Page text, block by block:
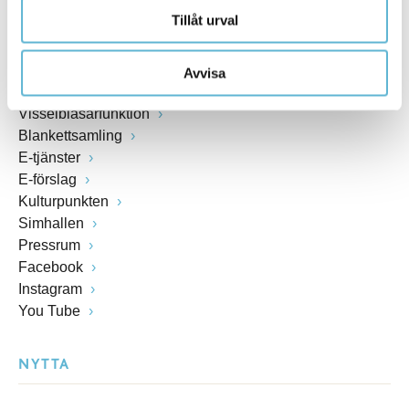
Tillåt urval
Avvisa
Öppettider växel och reception i kommunhuset
Anslagstavla
Felanmälan
Visselblåsarfunktion
Blankettsamling
E-tjänster
E-förslag
Kulturpunkten
Simhallen
Pressrum
Facebook
Instagram
You Tube
NYTTA